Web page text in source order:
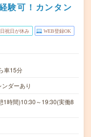
験可！カンタン
祝日が休み WEB登録OK
車15分
ダーあり
時間)10:30～19:30(実働8